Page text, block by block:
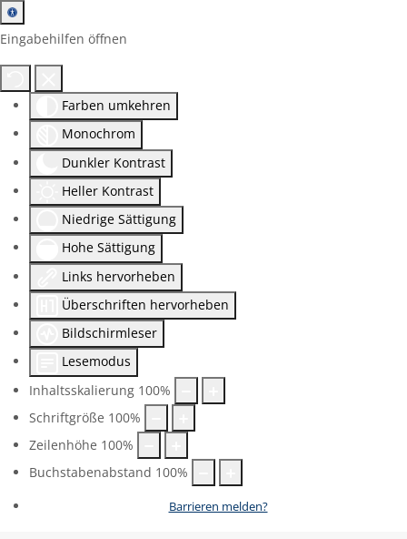
Eingabehilfen öffnen
Farben umkehren
Monochrom
Dunkler Kontrast
Heller Kontrast
Niedrige Sättigung
Hohe Sättigung
Links hervorheben
Überschriften hervorheben
Bildschirmleser
Lesemodus
Inhaltsskalierung 100%
Schriftgröße 100%
Zeilenhöhe 100%
Buchstabenabstand 100%
Barrieren melden?